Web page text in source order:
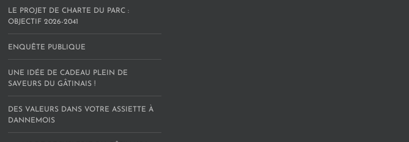
LE PROJET DE CHARTE DU PARC :
OBJECTIF 2026-2041
ENQUÊTE PUBLIQUE
UNE IDÉE DE CADEAU PLEIN DE
SAVEURS DU GÂTINAIS !
DES VALEURS DANS VOTRE ASSIETTE À
DANNEMOIS